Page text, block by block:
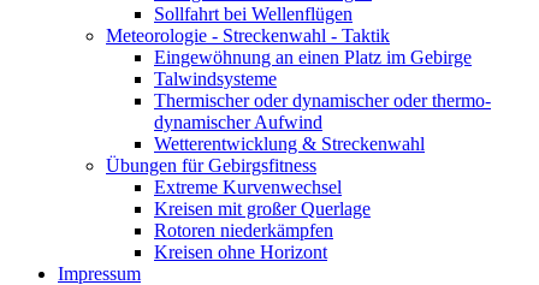
Sollfahrt bei Wellenflügen
Meteorologie - Streckenwahl - Taktik
Eingewöhnung an einen Platz im Gebirge
Talwindsysteme
Thermischer oder dynamischer oder thermo-
dynamischer Aufwind
Wetterentwicklung & Streckenwahl
Übungen für Gebirgsfitness
Extreme Kurvenwechsel
Kreisen mit großer Querlage
Rotoren niederkämpfen
Kreisen ohne Horizont
Impressum